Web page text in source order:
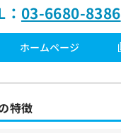
03-6680-8386
ホームページ
特徴